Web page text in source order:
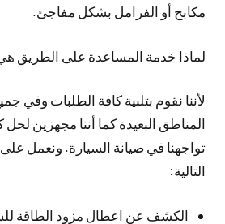
مكابح أو الفرامل بشكل مفاجئ.
لماذا خدمة المساعدة على الطريق
لأننا نقوم بتلبية كافة الطلبات وفي
المناطق البعيدة كما أننا مجهزين
تواجهنا في صيانة السيارة. ونعمل
التالية:
الكشف عن اعطال مزود الطاقة